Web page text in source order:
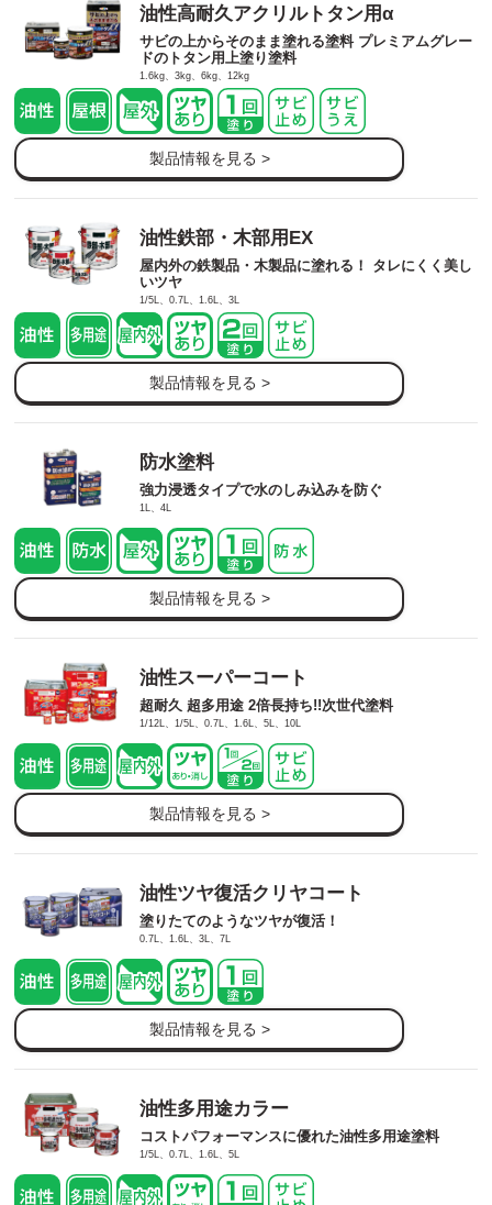
油性高耐久アクリルトタン用α
サビの上からそのまま塗れる塗料 プレミアムグレー
ドのトタン用上塗り塗料
1.6kg、3kg、6kg、12kg
製品情報を見る >
油性鉄部・木部用EX
屋内外の鉄製品・木製品に塗れる！ タレにくく美し
いツヤ
1/5L、0.7L、1.6L、3L
製品情報を見る >
防水塗料
強力浸透タイプで水のしみ込みを防ぐ
1L、4L
製品情報を見る >
油性スーパーコート
超耐久 超多用途 2倍長持ち!!次世代塗料
1/12L、1/5L、0.7L、1.6L、5L、10L
製品情報を見る >
油性ツヤ復活クリヤコート
塗りたてのようなツヤが復活！
0.7L、1.6L、3L、7L
製品情報を見る >
油性多用途カラー
コストパフォーマンスに優れた油性多用途塗料
1/5L、0.7L、1.6L、5L